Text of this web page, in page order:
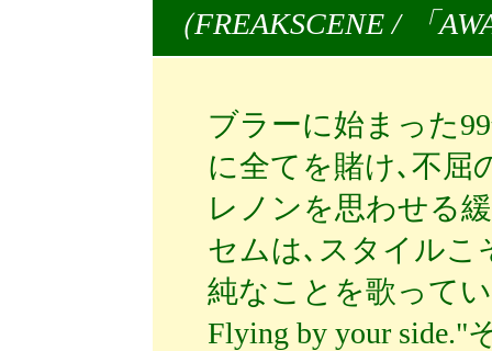
（FREAKSCENE / 「
ブラーに始まった
に全てを賭け､不屈
レノンを思わせる
セムは､スタイルこ
純なことを歌ってい
Flying by your